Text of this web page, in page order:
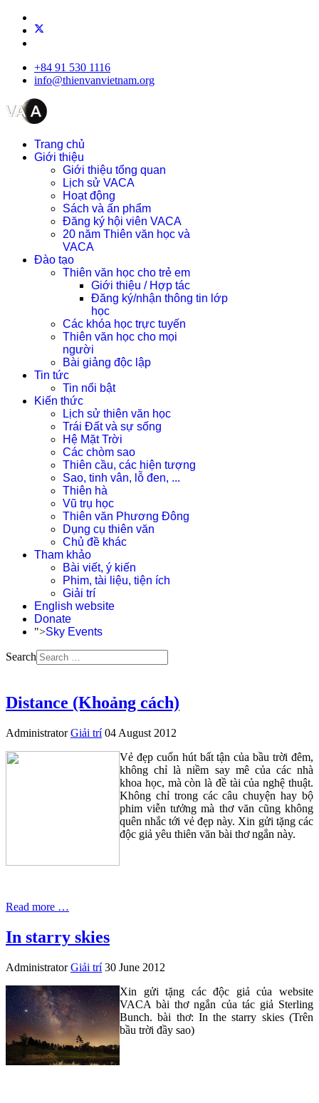
+84 91 530 1116
info@thienvanvietnam.org
Trang chủ
Giới thiệu
Giới thiệu tổng quan
Lịch sử VACA
Hoạt động
Sách và ấn phẩm
Đăng ký hội viên VACA
20 năm Thiên văn học và
VACA
Đào tạo
Thiên văn học cho trẻ em
Giới thiệu / Hợp tác
Đăng ký/nhận thông tin lớp
học
Các khóa học trực tuyến
Thiên văn học cho mọi
người
Bài giảng độc lập
Tin tức
Tin nổi bật
Kiến thức
Lịch sử thiên văn học
Trái Đất và sự sống
Hệ Mặt Trời
Các chòm sao
Thiên cầu, các hiện tượng
Sao, tinh vân, lỗ đen, ...
Thiên hà
Vũ trụ học
Thiên văn Phương Đông
Dụng cụ thiên văn
Chủ đề khác
Tham khảo
Bài viết, ý kiến
Phim, tài liệu, tiện ích
Giải trí
English website
Donate
">Sky Events
Search
Distance (Khoảng cách)
Administrator Giải trí 04 August 2012
Vẻ đẹp cuốn hút bất tận của bầu trời đêm,
không chỉ là niềm say mê của các nhà
khoa học, mà còn là đề tài của nghệ thuật.
Không chỉ trong các câu chuyện hay bộ
phim viễn tưởng mà thơ văn cũng không
quên nhắc tới vẻ đẹp này. Xin gửi tặng các
độc giả yêu thiên văn bài thơ ngắn này.
Read more …
In starry skies
Administrator Giải trí 30 June 2012
Xin gửi tặng các độc giả của website
VACA bài thơ ngắn của tác giả Sterling
Bunch. bài thơ: In the starry skies (Trên
bầu trời đầy sao)